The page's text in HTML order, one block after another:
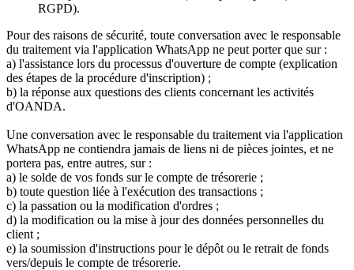
RGPD).
Pour des raisons de sécurité, toute conversation avec le responsable
du traitement via l'application WhatsApp ne peut porter que sur :
a) l'assistance lors du processus d'ouverture de compte (explication
des étapes de la procédure d'inscription) ;
b) la réponse aux questions des clients concernant les activités
d'OANDA.
Une conversation avec le responsable du traitement via l'application
WhatsApp ne contiendra jamais de liens ni de pièces jointes, et ne
portera pas, entre autres, sur :
a) le solde de vos fonds sur le compte de trésorerie ;
b) toute question liée à l'exécution des transactions ;
c) la passation ou la modification d'ordres ;
d) la modification ou la mise à jour des données personnelles du
client ;
e) la soumission d'instructions pour le dépôt ou le retrait de fonds
vers/depuis le compte de trésorerie.